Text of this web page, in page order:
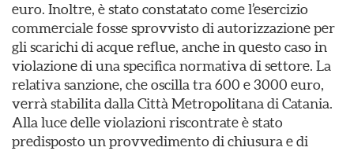
euro. Inoltre, è stato constatato come l’esercizio
commerciale fosse sprovvisto di autorizzazione per
gli scarichi di acque reflue, anche in questo caso in
violazione di una specifica normativa di settore. La
relativa sanzione, che oscilla tra 600 e 3000 euro,
verrà stabilita dalla Città Metropolitana di Catania.
Alla luce delle violazioni riscontrate è stato
predisposto un provvedimento di chiusura e di